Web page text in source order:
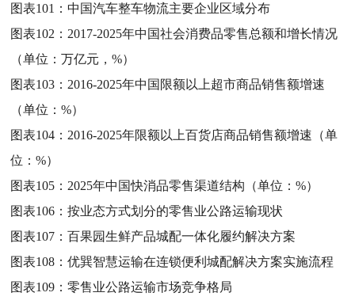
图表101：中国汽车整车物流主要企业区域分布
图表102： 2017-2025年中国社会消费品零售总额和增长情况
（单位：万亿元，%）
图表103： 2016-2025年中国限额以上超市商品销售额增速
（单位：%）
图表104： 2016-2025年限额以上百货店商品销售额增速（单
位：%）
图表105： 2025年中国快消品零售渠道结构（单位：%）
图表106：按业态方式划分的零售业公路运输现状
图表107：百果园生鲜产品城配一体化履约解决方案
图表108：优巽智慧运输在连锁便利城配解决方案实施流程
图表109：零售业公路运输市场竞争格局